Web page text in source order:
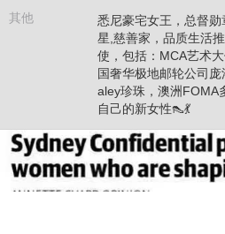
其他
悉尼豪宅女王，总督
星,慈善家，品质生活
使，包括：MCA艺术
国奢华极地邮轮公司
aley珍珠，澳洲FOMA
自己的新女性👠💃